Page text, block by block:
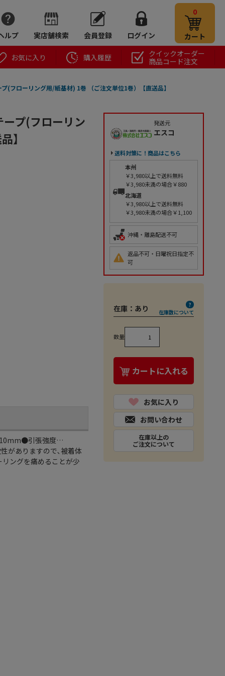
ルプ 実店舗検索 会員登録 ログイン
0
カート
お気に入り 購入履歴
クイックオーダー
商品コード注文
(フローリング用/紙基材) 1巻 （ご注文単位1巻）【直送品】
プ(フローリン
】
引張強度…
がありますので､被着体
ングを痛めることが少
発送元
エスコ
送料対策に！商品はこちら
本州
￥3,980以上で送料無料
￥3,980未満の場合￥880
北海道
￥3,980以上で送料無料
￥3,980未満の場合￥1,100
沖縄・離島配送不可
返品不可・日曜祝日指定不
可
在庫： あり 在庫数について
数量
カートに入れる
お気に入り
お問い合わせ
在庫以上の
ご注文について